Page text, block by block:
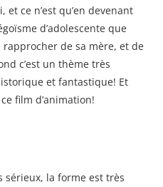
et ce n’est qu’en devenant
d’adolescente que
de sa mère, et de
c’est un thème très
et fantastique! Et
film d’animation!
sérieux, la forme est très